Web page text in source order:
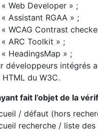
Web Developer » ;
Assistant RGAA » ;
WCAG Contrast
ARC Toolkit » ;
HeadingsMap » ;
développeurs intégrés
du W3C.
fait l’objet de la
/ défaut (hors
recherche / liste